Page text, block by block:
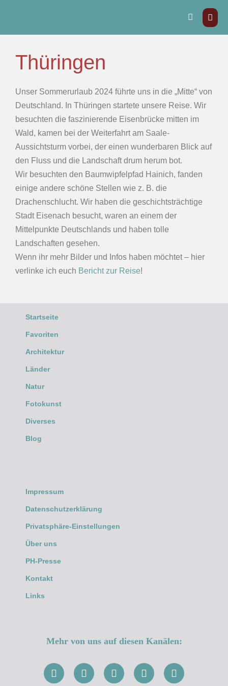
Thüringen
Unser Sommerurlaub 2024 führte uns in die „Mitte“ von
Deutschland. In Thüringen startete unsere Reise. Wir
besuchten die faszinierende Eisenbrücke mitten im
Wald, kamen bei der Weiterfahrt am Saale-
Aussichtsturm vorbei, der einen wunderbaren Blick auf
den Fluss und die Landschaft drum herum bot.
Wir besuchten den Baumwipfelpfad Hainich, fanden
einige andere schöne Stellen wie z. B. die
Drachenschlucht. Wir haben die geschichtsträchtige
Stadt Eisenach besucht, waren an einem der
Mittelpunkte Deutschlands und haben tolle
Landschaften gesehen.
Wenn ihr mehr Bilder und Infos haben möchtet – hier
verlinke ich euch Bericht zur Reise!
Startseite
Favoriten
Architektur
Länder
Natur
Fotokunst
Diverses
Blog
Impressum
Datenschutzerklärung
Privatsphäre-Einstellungen
Über uns
PH-Presse
Kontakt
Links
Mehr von uns auf diesen Kanälen: